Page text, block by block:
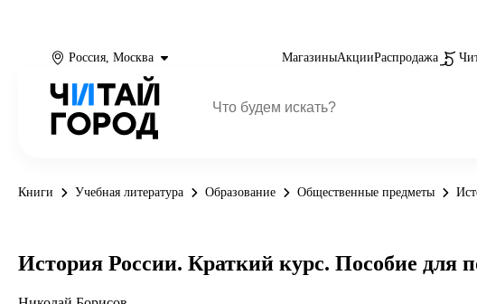
Россия, Москва МагазиныАкцииРаспродажа
Книги Учебная литература Образование Общественные предметы
История России. Краткий курс. Пособие для